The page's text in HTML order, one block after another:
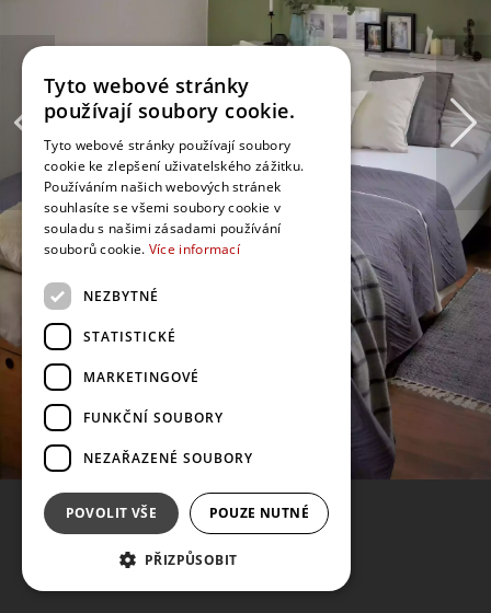
Tyto webové stránky
používají soubory cookie.
Tyto webové stránky používají soubory
cookie ke zlepšení uživatelského zážitku.
Používáním našich webových stránek
souhlasíte se všemi soubory cookie v
souladu s našimi zásadami používání
souborů cookie. Více informací
NEZBYTNÉ
STATISTICKÉ
MARKETINGOVÉ
FUNKČNÍ SOUBORY
NEZAŘAZENÉ SOUBORY
POVOLIT VŠE POUZE NUTNÉ
PŘIZPŮSOBIT